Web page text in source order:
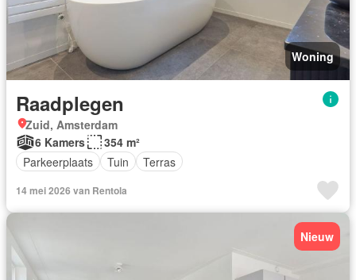
Woning
Raadplegen
Zuid, Amsterdam
6 Kamers
354 m²
Parkeerplaats
Tuin Terras
14 mei 2026 van Rentola
Nieuw